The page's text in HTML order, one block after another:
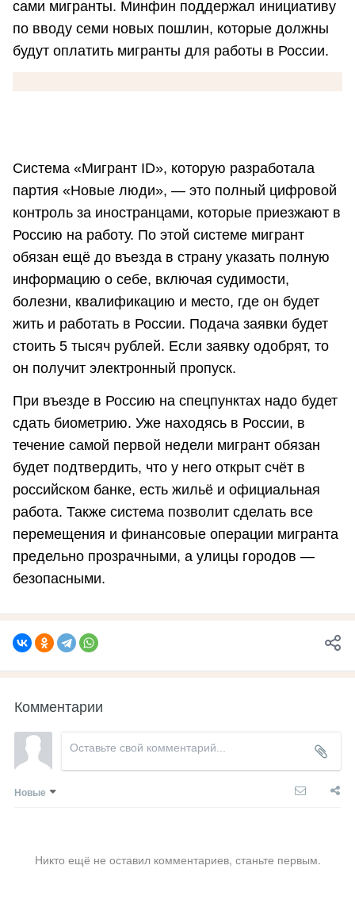
сами мигранты. Минфин поддержал инициативу
по вводу семи новых пошлин, которые должны
будут оплатить мигранты для работы в России.
Система «Мигрант ID», которую разработала
партия «Новые люди», — это полный цифровой
контроль за иностранцами, которые приезжают в
Россию на работу. По этой системе мигрант
обязан ещё до въезда в страну указать полную
информацию о себе, включая судимости,
болезни, квалификацию и место, где он будет
жить и работать в России. Подача заявки будет
стоить 5 тысяч рублей. Если заявку одобрят, то
он получит электронный пропуск.
При въезде в Россию на спецпунктах надо будет
сдать биометрию. Уже находясь в России, в
течение самой первой недели мигрант обязан
будет подтвердить, что у него открыт счёт в
российском банке, есть жильё и официальная
работа. Также система позволит сделать все
перемещения и финансовые операции мигранта
предельно прозрачными, а улицы городов —
безопасными.
Комментарии
Новые
Никто ещё не оставил комментариев, станьте первым.